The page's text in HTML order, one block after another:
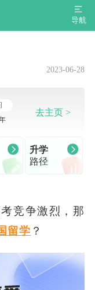
导航
2023-06-28
去主页 >
升学
路径
竞争激烈，那
留学 ？